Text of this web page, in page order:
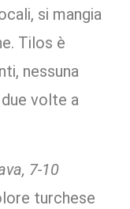
si mangia
Tilos è
nessuna
volte a
7-10
turchese